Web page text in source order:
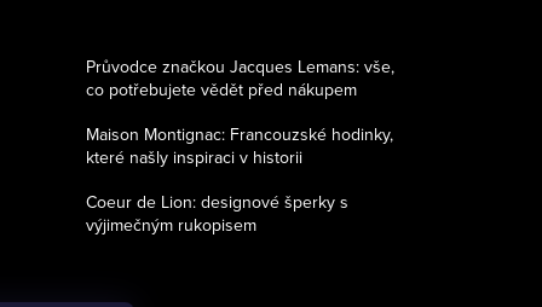
Průvodce značkou Jacques Lemans: vše,
co potřebujete vědět před nákupem
Maison Montignac: Francouzské hodinky,
které našly inspiraci v historii
Coeur de Lion: designové šperky s
výjimečným rukopisem